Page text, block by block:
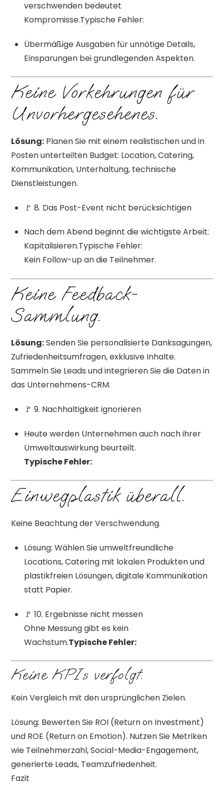
verschwenden bedeutet
Kompromisse.Typische Fehler:
Übermäßige Ausgaben für unnötige Details,
Einsparungen bei grundlegenden Aspekten.
Keine Vorkehrungen für
Unvorhergesehenes.
Lösung: Planen Sie mit einem realistischen und in
Posten unterteilten Budget: Location, Catering,
Kommunikation, Unterhaltung, technische
Dienstleistungen.
🚩 8. Das Post-Event nicht berücksichtigen
Nach dem Abend beginnt die wichtigste Arbeit:
Kapitalisieren.Typische Fehler:
Kein Follow-up an die Teilnehmer.
Keine Feedback-
Sammlung.
Lösung:Senden Sie personalisierte Danksagungen,
Zufriedenheitsumfragen, exklusive Inhalte.
Sammeln Sie Leads und integrieren Sie die Daten in
das Unternehmens-CRM.
🚩 9. Nachhaltigkeit ignorieren
Heute werden Unternehmen auch nach ihrer
Umweltauswirkung beurteilt.
Typische Fehler:
Einwegplastik überall.
Keine Beachtung der Verschwendung.
Lösung: Wählen Sie umweltfreundliche
Locations, Catering mit lokalen Produkten und
plastikfreien Lösungen, digitale Kommunikation
statt Papier.
🚩 10. Ergebnisse nicht messen
Ohne Messung gibt es kein
Wachstum.Typische Fehler:
Keine KPIs verfolgt.
Kein Vergleich mit den ursprünglichen Zielen.
Lösung: Bewerten Sie ROI (Return on Investment)
und ROE (Return on Emotion). Nutzen Sie Metriken
wie Teilnehmerzahl, Social-Media-Engagement,
generierte Leads, Teamzufriedenheit.
Fazit